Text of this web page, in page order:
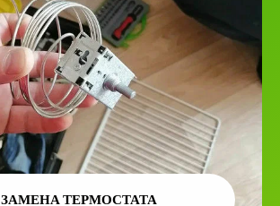
ЗАМЕНА ТЕРМОСТАТА